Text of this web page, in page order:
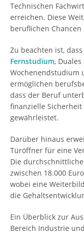
Technischen
erreichen. Diese
beruflichen
Zu beachten ist,
Fernstudium,
Wochenendstudium
ermöglichen
dass der Beruf
finanzielle
gewährleistet.
Darüber hinaus
Türöffner für eine
Die
zwischen 18.000
wobei eine
die
Ein Überblick zur
Bereich Industrie